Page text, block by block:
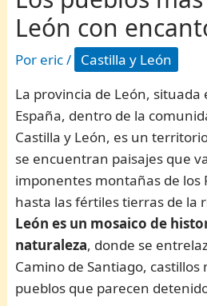
León con
Por eric/ Castilla y León
La provincia de León, situada
España, dentro de la
Castilla y León, es un
se encuentran paisajes que
imponentes montañas de los
hasta las fértiles tierras de la
León es un mosaico de
naturaleza, donde se
Camino de Santiago, castillos
pueblos que parecen